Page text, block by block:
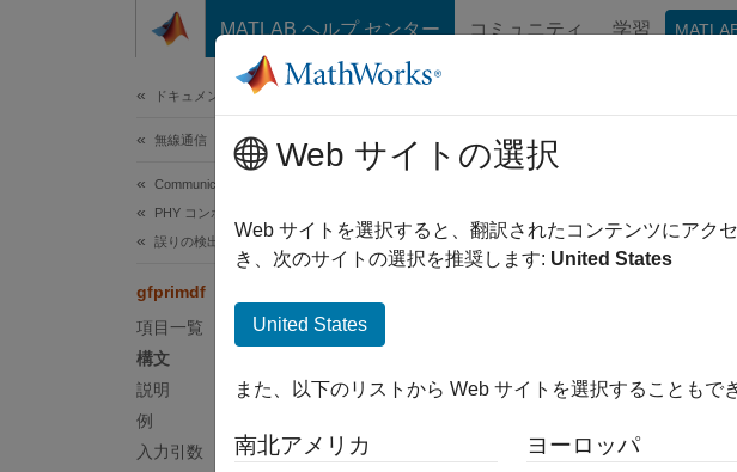
コンテンツへスキップ
MATLAB ヘルプ センター コミュニティ 学習
ドキュメンテーションのホーム
無線通信
Communications Toolbox
PHY コンポーネント
誤りの検出と訂正
gfprimdf
項目一覧
構文
説明
例
入力引数
gfprimdf
ガロア体に対して既定の原始
pol = gfprimdf(m,p)
Web サイトの選択
Web サイトを選択すると、翻訳されたコンテンツにアク
き、次のサイトの選択を推奨します: United States
United States
また、以下のリストから Web サイトを選択することもで
南北アメリカ ヨーロッパ